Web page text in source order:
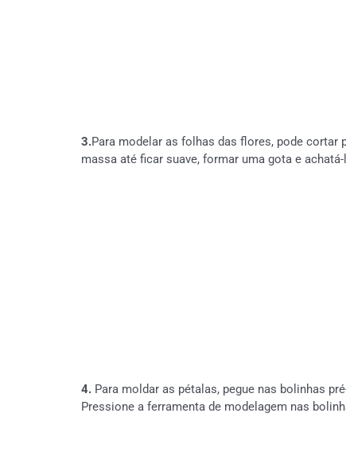
3.Para modelar as folhas das flores, pode cortar
massa até ficar suave, formar uma gota e
4. Para moldar as pétalas, pegue nas bolinhas
Pressione a ferramenta de modelagem nas